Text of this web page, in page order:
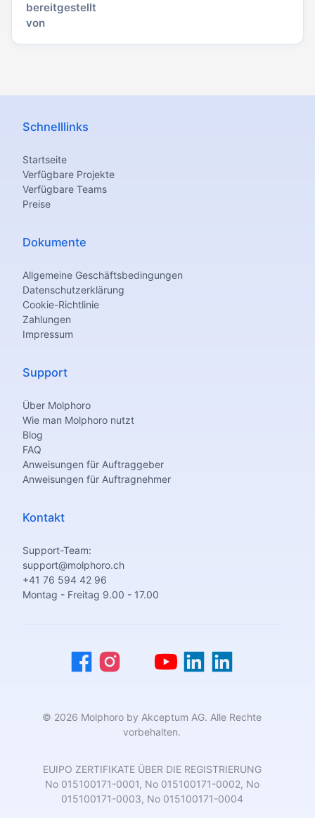
bereitgestellt
von
Schnelllinks
Startseite
Verfügbare Projekte
Verfügbare Teams
Preise
Dokumente
Allgemeine Geschäftsbedingungen
Datenschutzerklärung
Cookie-Richtlinie
Zahlungen
Impressum
Support
Über Molphoro
Wie man Molphoro nutzt
Blog
FAQ
Anweisungen für Auftraggeber
Anweisungen für Auftragnehmer
Kontakt
Support-Team:
support@molphoro.ch
+41 76 594 42 96
Montag - Freitag 9.00 - 17.00
© 2026 Molphoro by Akceptum AG. Alle Rechte
vorbehalten.
EUIPO ZERTIFIKATE ÜBER DIE REGISTRIERUNG
No 015100171-0001, No 015100171-0002, No
015100171-0003, No 015100171-0004